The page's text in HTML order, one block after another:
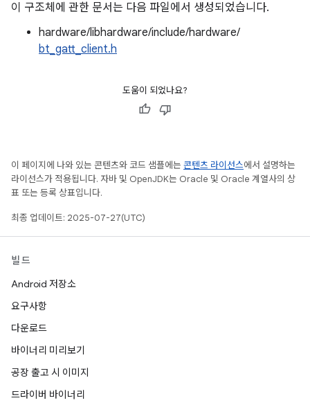
이 구조체에 관한 문서는 다음 파일에서 생성되었습니다.
hardware/libhardware/include/hardware/
bt_gatt_client.h
도움이 되었나요?
이 페이지에 나와 있는 콘텐츠와 코드 샘플에는 콘텐츠 라이선스에서 설명하는
라이선스가 적용됩니다. 자바 및 OpenJDK는 Oracle 및 Oracle 계열사의 상
표 또는 등록 상표입니다.
최종 업데이트: 2025-07-27(UTC)
빌드
Android 저장소
요구사항
다운로드
바이너리 미리보기
공장 출고 시 이미지
드라이버 바이너리